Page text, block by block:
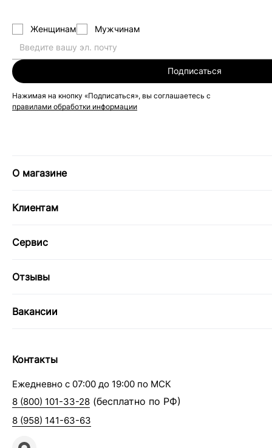
Женщинам Мужчинам
Подписаться
Нажимая на кнопку «Подписаться», вы соглашаетесь с
правилами обработки информации
О магазине
Клиентам
Сервис
Отзывы
Вакансии
Контакты
Ежедневно с 07:00 до 19:00 по МСК
8 (800) 101-33-28 (бесплатно по РФ)
8 (958) 141-63-63